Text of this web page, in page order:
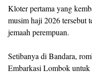
Kloter pertama yang
musim haji 2026 tersebut
jemaah perempuan.
Setibanya di Bandara,
Embarkasi Lombok untuk